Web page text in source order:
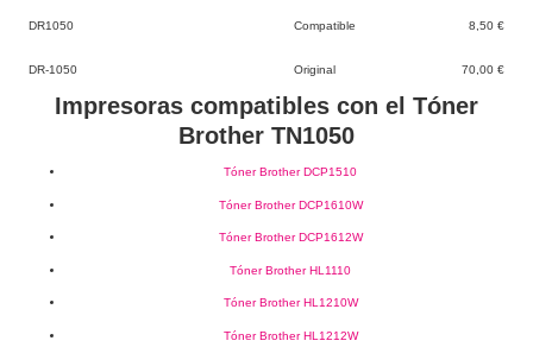
DR1050 Compatible 8,50 €
DR-1050 Original 70,00 €
Impresoras compatibles con el Tóner
Brother TN1050
Tóner Brother DCP1510
Tóner Brother DCP1610W
Tóner Brother DCP1612W
Tóner Brother HL1110
Tóner Brother HL1210W
Tóner Brother HL1212W